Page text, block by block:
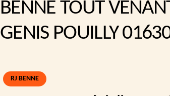
BENNE TOUT
GENIS POUILLY
RJ BENNE